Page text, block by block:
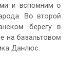
и вспомним о
Во второй
берегу в
на базальтовом
Данлюс.